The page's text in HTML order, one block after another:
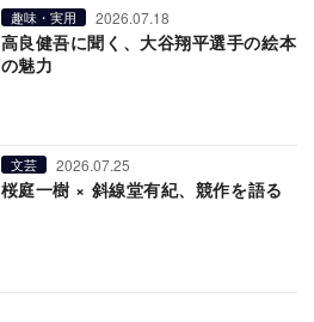
趣味・実用 2026.07.18
高良健吾に聞く、大谷翔平選手の絵本
の魅力
文芸 2026.07.25
桜庭一樹 × 斜線堂有紀、競作を語る